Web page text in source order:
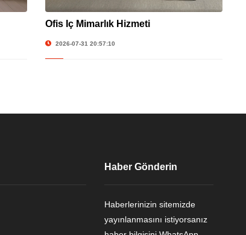
Ofis İç Mimarlık Hizmeti
2026-07-31 20:57:10
Haber Gönderin
Haberlerinizin sitemizde
yayınlanmasını istiyorsanız